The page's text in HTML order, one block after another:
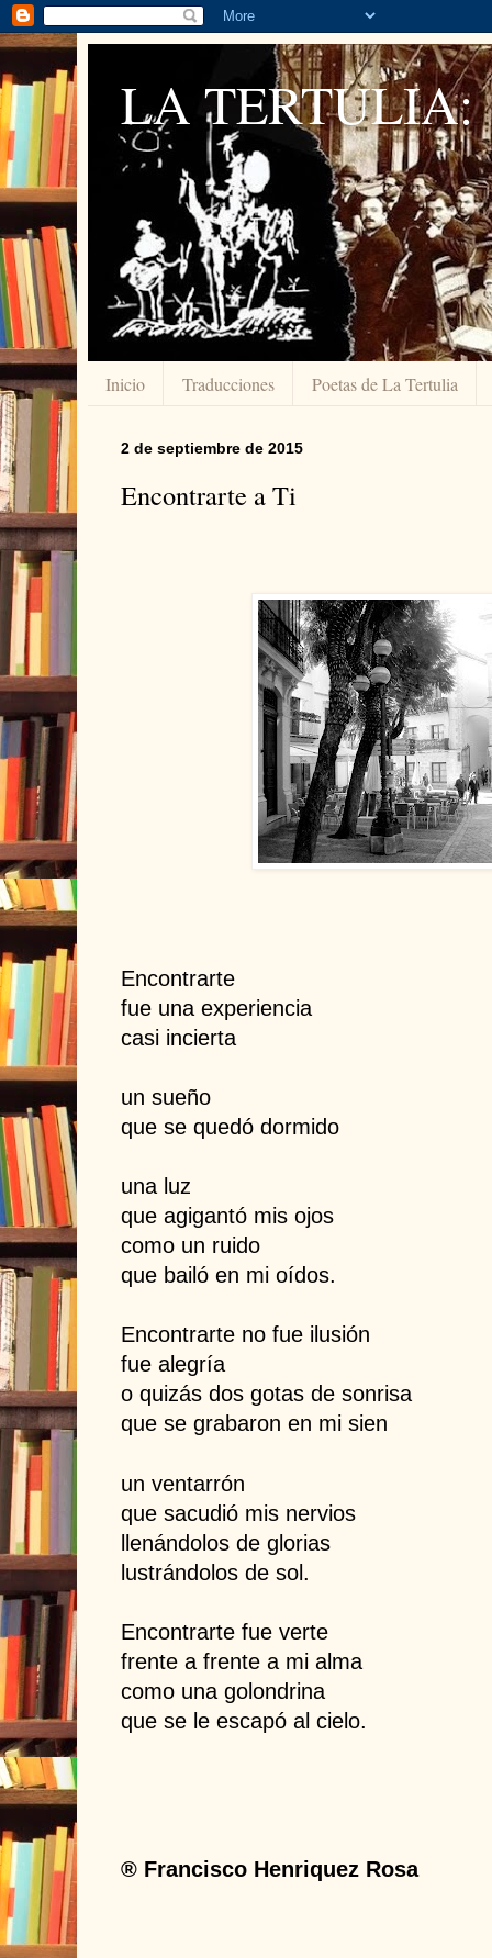
LA TERTULIA:
Inicio Traducciones Poetas de La Tertulia
2 de septiembre de 2015
Encontrarte a Ti
Encontrarte
fue una experiencia
casi incierta
un sueño
que se quedó dormido
una luz
que agigantó mis ojos
como un ruido
que bailó en mi oídos.
Encontrarte no fue ilusión
fue alegría
o quizás dos gotas de sonrisa
que se grabaron en mi sien
un ventarrón
que sacudió mis nervios
llenándolos de glorias
lustrándolos de sol.
Encontrarte fue verte
frente a frente a mi alma
como una golondrina
que se le escapó al cielo.
® Francisco Henriquez Rosa